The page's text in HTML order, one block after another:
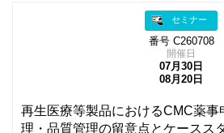
セミナー
番号 C260708
開催日
07月30日
08月20日
再生医療等製品におけるCMC薬事
理・品質管理の留意点とケースス